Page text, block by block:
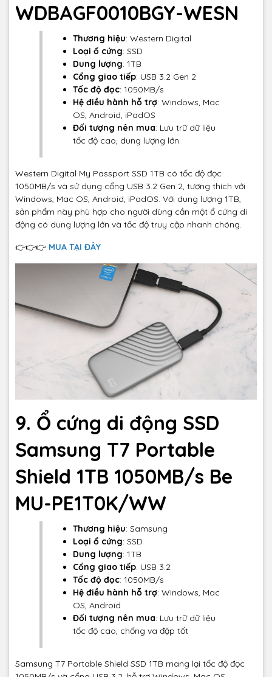
WDBAGF0010BGY-WESN
Thương hiệu: Western Digital
Loại ổ cứng: SSD
Dung lượng: 1TB
Cổng giao tiếp: USB 3.2 Gen 2
Tốc độ đọc: 1050MB/s
Hệ điều hành hỗ trợ: Windows, Mac
OS, Android, iPadOS
Đối tượng nên mua: Lưu trữ dữ liệu
tốc độ cao, dung lượng lớn
Western Digital My Passport SSD 1TB có tốc độ đọc
1050MB/s và sử dụng cổng USB 3.2 Gen 2, tương thích với
Windows, Mac OS, Android, iPadOS. Với dung lượng 1TB,
sản phẩm này phù hợp cho người dùng cần một ổ cứng di
động có dung lượng lớn và tốc độ truy cập nhanh chóng.
👉👉👉 MUA TẠI ĐÂY
9. Ổ cứng di động SSD
Samsung T7 Portable
Shield 1TB 1050MB/s Be
MU-PE1T0K/WW
Thương hiệu: Samsung
Loại ổ cứng: SSD
Dung lượng: 1TB
Cổng giao tiếp: USB 3.2
Tốc độ đọc: 1050MB/s
Hệ điều hành hỗ trợ: Windows, Mac
OS, Android
Đối tượng nên mua: Lưu trữ dữ liệu
tốc độ cao, chống va đập tốt
Samsung T7 Portable Shield SSD 1TB mang lại tốc độ đọc